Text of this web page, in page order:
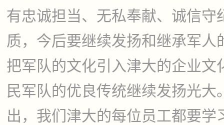
有忠诚担当、无私奉献、诚信守
质，今后要继续发扬和继承军人
把军队的文化引入津大的企业文
民军队的优良传统继续发扬光大
出，我们津大的每位员工都要学